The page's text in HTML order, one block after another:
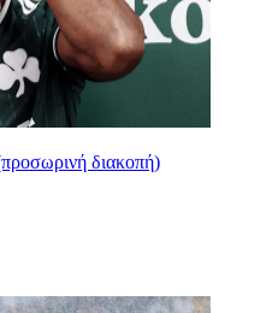
διακοπή)